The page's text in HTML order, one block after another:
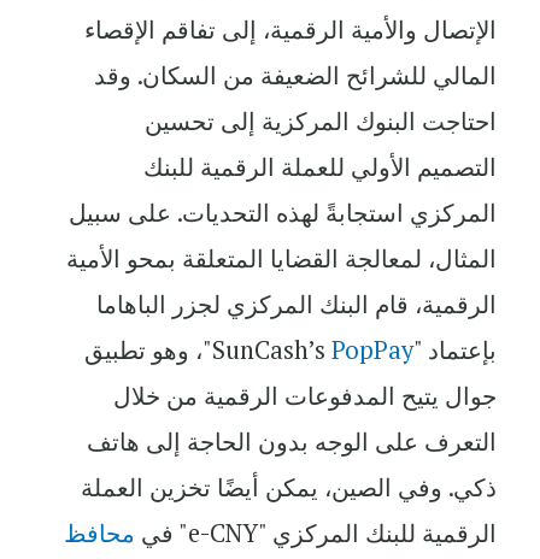
الإتصال والأمية الرقمية، إلى تفاقم الإقصاء
المالي للشرائح الضعيفة من السكان. وقد
احتاجت البنوك المركزية إلى تحسين
التصميم الأولي للعملة الرقمية للبنك
المركزي استجابةً لهذه التحديات. على سبيل
المثال، لمعالجة القضايا المتعلقة بمحو الأمية
الرقمية، قام البنك المركزي لجزر الباهاما
بإعتماد "SunCash’sPopPay
"، وهو تطبيق
جوال يتيح المدفوعات الرقمية من خلال
التعرف على الوجه بدون الحاجة إلى هاتف
ذكي. وفي الصين، يمكن أيضًا تخزين العملة
الرقمية للبنك المركزي "e-CNY" في
محافظ